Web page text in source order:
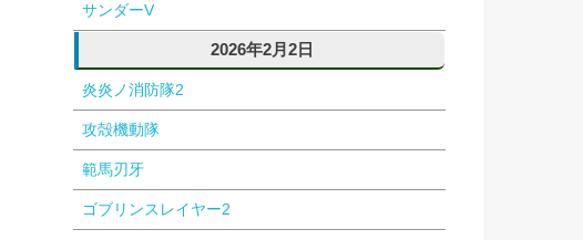
サンダーV
2026年2月2日
炎炎ノ消防隊2
攻殻機動隊
範馬刃牙
ゴブリンスレイヤー2